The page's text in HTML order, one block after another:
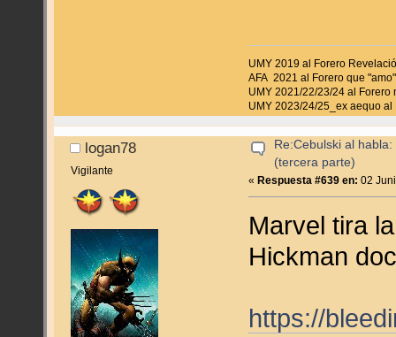
UMY 2019 al Forero
AFA 2021 al Forero que
UMY 2021/22/23/24 al Forero
UMY 2023/24/25_ex aequo al
logan78
Vigilante
Re:Cebulski al
(tercera parte)
«Respuesta #639 en: 02
Marvel tira
Hickman
https://